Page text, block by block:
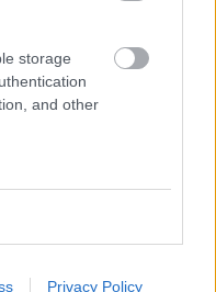
storage
and other
Privacy Policy